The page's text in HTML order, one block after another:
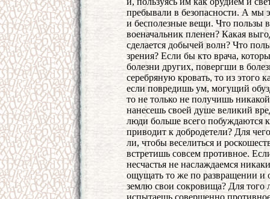
пребывали в безопасности. А мы
и бесполезные вещи. Что пользы
военачальник пленен? Какая
сделается добычей волн? Что
зрения? Если бы кто врача,
болезни других, повергши в
серебряную кровать, то из этого
если повредишь ум, могущий
то не только не получишь
нанесешь своей душе великий
люди больше всего побуждаются
приводит к добродетели? Для
ли, чтобы веселиться и
встретишь совсем противное.
несчастья не наслаждаемся
ощущать то же по развращении и
землю свои сокровища? Для того
испытаешь совершенно